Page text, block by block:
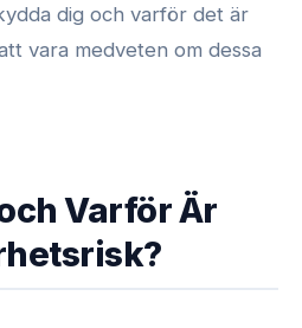
dig och varför det är
vara medveten om dessa
Varför Är